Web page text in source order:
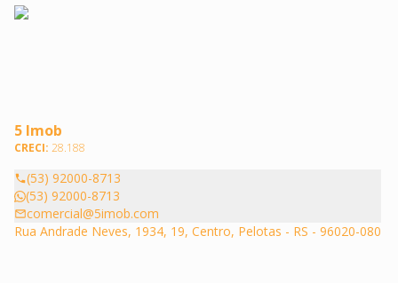
5 Imob
CRECI: 28.188
(53) 92000-8713
(53) 92000-8713
comercial@5imob.com
Rua Andrade Neves, 1934, 19, Centro, Pelotas - RS - 96020-080